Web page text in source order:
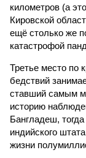
километров (а
Кировской
ещё столько же
катастрофой
Третье место по
бедствий
ставший самым
историю
Бангладеш,
индийского
жизни